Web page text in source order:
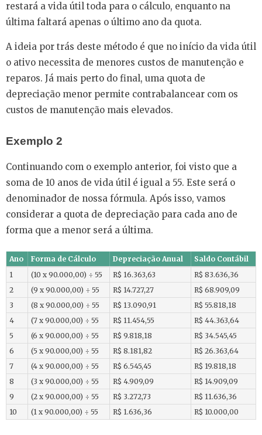
restará a vida útil toda para o cálculo, enquanto na
última faltará apenas o último ano da quota.
A ideia por trás deste método é que no início da vida útil
o ativo necessita de menores custos de manutenção e
reparos. Já mais perto do final, uma quota de
depreciação menor permite contrabalancear com os
custos de manutenção mais elevados.
Exemplo 2
Continuando com o exemplo anterior, foi visto que a
soma de 10 anos de vida útil é igual a 55. Este será o
denominador de nossa fórmula. Após isso, vamos
considerar a quota de depreciação para cada ano de
forma que a menor será a última.
Ano Forma de Cálculo Depreciação Anual
Saldo Contábil
1
(10 x 90.000,00) ÷ 55 R$ 16.363,63
R$ 83.636,36
2
(9 x 90.000,00) ÷ 55 R$ 14.727,27
R$ 68.909,09
3
(8 x 90.000,00) ÷ 55 R$ 13.090,91
R$ 55.818,18
4
(7 x 90.000,00) ÷ 55 R$ 11.454,55
R$ 44.363,64
5
(6 x 90.000,00) ÷ 55 R$ 9.818,18
R$ 34.545,45
6
(5 x 90.000,00) ÷ 55 R$ 8.181,82
R$ 26.363,64
7
(4 x 90.000,00) ÷ 55 R$ 6.545,45
R$ 19.818,18
8
(3 x 90.000,00) ÷ 55 R$ 4.909,09
R$ 14.909,09
9
(2 x 90.000,00) ÷ 55 R$ 3.272,73
R$ 11.636,36
10
(1 x 90.000,00) ÷ 55 R$ 1.636,36 R$ 10.000,00